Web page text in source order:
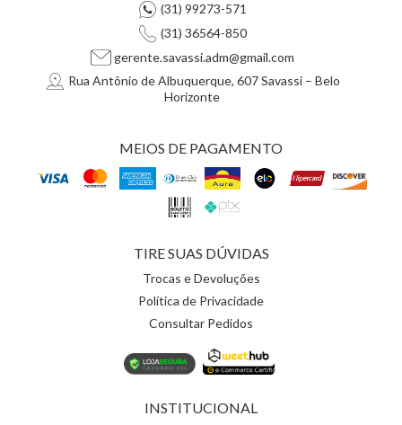
(31) 99273-571
(31) 36564-850
gerente.savassi.adm@gmail.com
Rua Antônio de Albuquerque, 607 Savassi – Belo
Horizonte
MEIOS DE PAGAMENTO
TIRE SUAS DÚVIDAS
Trocas e Devoluções
Política de Privacidade
Consultar Pedidos
INSTITUCIONAL